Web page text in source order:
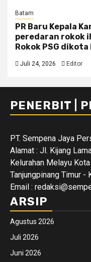
Batam
PR Baru Kepala
peredaran rokok
Rokok PSG dikota
Juli 24, 2026 Editor
PENERBIT |
PT. Sempena Jaya
Alamat : Jl. Kijang
Kelurahan Melayu
Tanjungpinang Timur -
Email :
ARSIP
Agustus 2026
Juli 2026
Juni 2026